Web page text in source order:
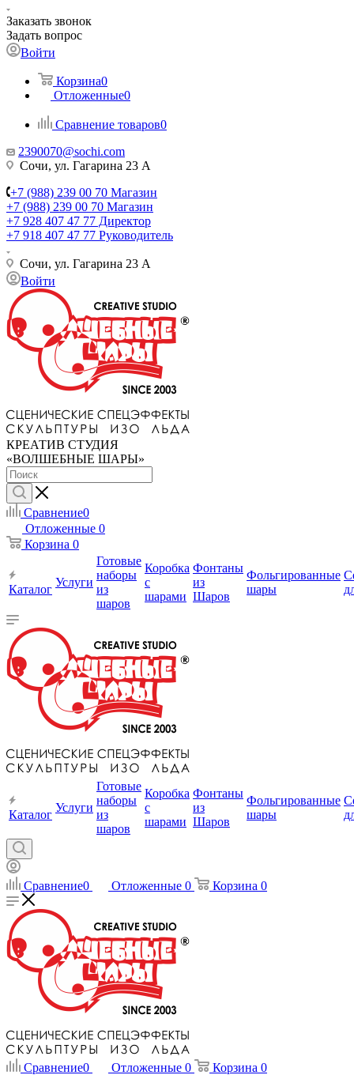
Заказать звонок
Задать вопрос
Войти
Корзина0
Отложенные0
Сравнение товаров0
2390070@sochi.com
Сочи, ул. Гагарина 23 А
+7 (988) 239 00 70 Магазин
+7 (988) 239 00 70 Магазин
+7 928 407 47 77 Директор
+7 918 407 47 77 Руководитель
Сочи, ул. Гагарина 23 А
Войти
КРЕАТИВ СТУДИЯ
«ВОЛШЕБНЫЕ ШАРЫ»
Сравнение0
Отложенные 0
Корзина 0
Каталог
Услуги
Готовые
наборы
из
шаров
Коробка
с
шарами
Фонтаны
из
Шаров
Фольгированные
шары
Каталог
Услуги
Готовые
наборы
из
шаров
Коробка
с
шарами
Фонтаны
из
Шаров
Фольгированные
шары
Сравнение0 Отложенные 0 Корзина 0
Сравнение0 Отложенные 0 Корзина 0